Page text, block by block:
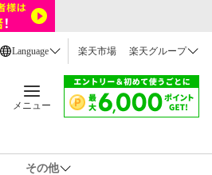
Language 楽天市場 楽天グループ
メニュー
その他